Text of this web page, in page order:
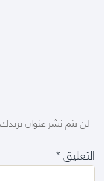
لن يتم نشر عنوان بريدك
التعليق*